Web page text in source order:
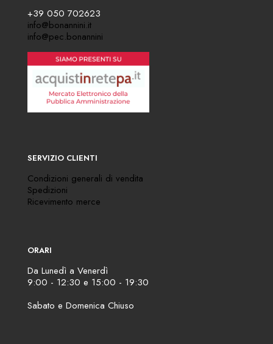
+39 050 702623
info@bonannini.it
info@pec.bonannini
SERVIZIO CLIENTI
Condizioni generali di vendita
Spedizioni
Ricevimento merce
ORARI
Da Lunedì a Venerdì
9:00 - 12:30 e 15:00 - 19:30
Sabato e Domenica Chiuso